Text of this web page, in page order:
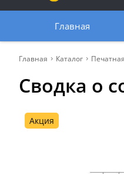
Главная
Главная Каталог
Сводка о
Акция